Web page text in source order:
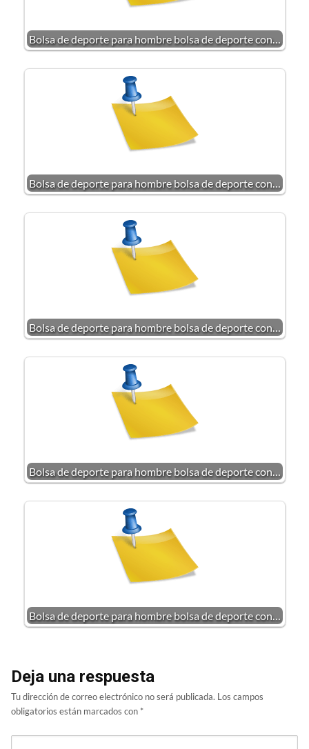
Bolsa de deporte para hombre bolsa de deporte con…
Bolsa de deporte para hombre bolsa de deporte con…
Bolsa de deporte para hombre bolsa de deporte con…
Bolsa de deporte para hombre bolsa de deporte con…
Bolsa de deporte para hombre bolsa de deporte con…
Deja una respuesta
Tu dirección de correo electrónico no será publicada. Los campos
obligatorios están marcados con *